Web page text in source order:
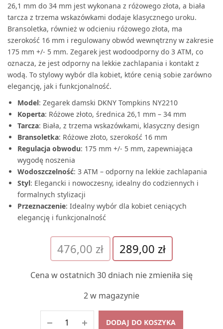
26,1 mm do 34 mm jest wykonana z różowego złota, a biała
tarcza z trzema wskazówkami dodaje klasycznego uroku.
Bransoletka, również w odcieniu różowego złota, ma
szerokość 16 mm i regulowany obwód wewnętrzny w zakresie
175 mm +/- 5 mm. Zegarek jest wodoodporny do 3 ATM, co
oznacza, że jest odporny na lekkie zachlapania i kontakt z
wodą. To stylowy wybór dla kobiet, które cenią sobie zarówno
elegancję, jak i funkcjonalność.
Model: Zegarek damski DKNY Tompkins NY2210
Koperta: Różowe złoto, średnica 26,1 mm – 34 mm
Tarcza: Biała, z trzema wskazówkami, klasyczny design
Bransoletka: Różowe złoto, szerokość 16 mm
Regulacja obwodu: 175 mm +/- 5 mm, zapewniająca
wygodę noszenia
Wodoszczelność: 3 ATM – odporny na lekkie zachlapania
Styl: Elegancki i nowoczesny, idealny do codziennych i
formalnych stylizacji
Przeznaczenie: Idealny wybór dla kobiet ceniących
elegancję i funkcjonalność
476,00 zł
cena
289,00 zł
289,00 zł.
Cena w ostatnich 30 dniach nie zmieniła się
2 w magazynie
DODAJ DO KOSZYKA